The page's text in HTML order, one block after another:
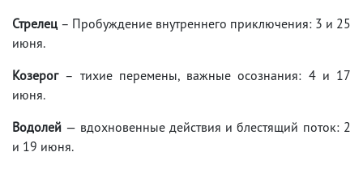
Стрелец – Пробуждение внутреннего приключения: 3 и 25
июня.
Козерог – тихие перемены, важные осознания: 4 и 17
июня.
Водолей — вдохновенные действия и блестящий поток: 2
и 19 июня.